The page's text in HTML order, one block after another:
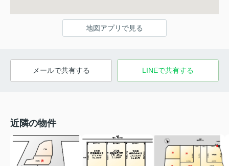
地図アプリで見る
メールで共有する LINEで共有する
近隣の物件